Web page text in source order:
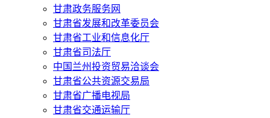
甘肃政务服务网
甘肃省发展和改革委员会
甘肃省工业和信息化厅
甘肃省司法厅
中国兰州投资贸易洽谈会
甘肃省公共资源交易局
甘肃省广播电视局
甘肃省交通运输厅